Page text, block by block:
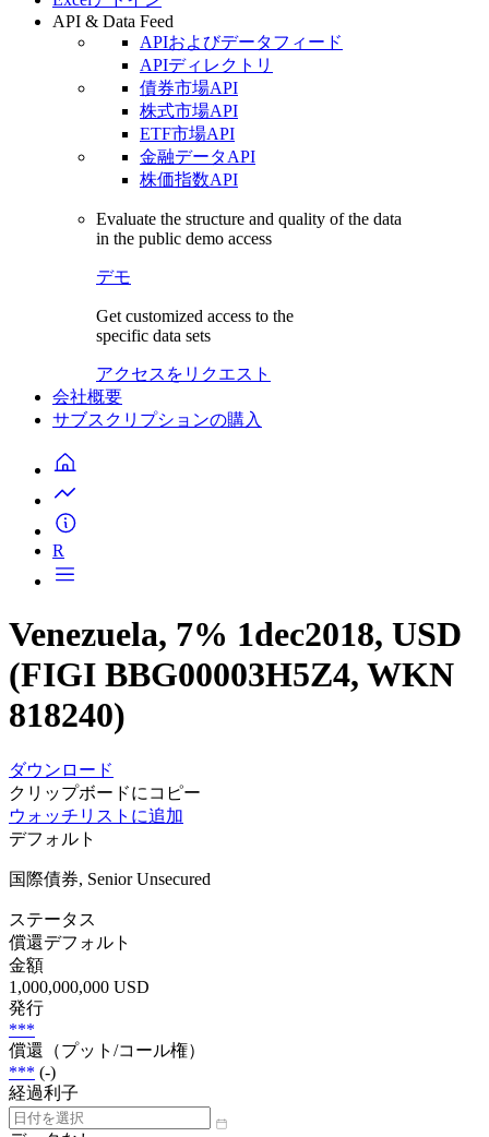
API & Data Feed
APIおよびデータフィード
APIディレクトリ
債券市場API
株式市場API
ETF市場API
金融データAPI
株価指数API
Evaluate the structure and quality of the data
in the public demo access
デモ
Get customized access to the
specific data sets
アクセスをリクエスト
会社概要
サブスクリプションの購入
R
Venezuela, 7% 1dec2018, USD
(FIGI BBG00003H5Z4, WKN
818240)
ダウンロード
クリップボードにコピー
ウォッチリストに追加
デフォルト
国際債券, Senior Unsecured
ステータス
償還デフォルト
金額
1,000,000,000 USD
発行
***
償還（プット/コール権）
*** (-)
経過利子